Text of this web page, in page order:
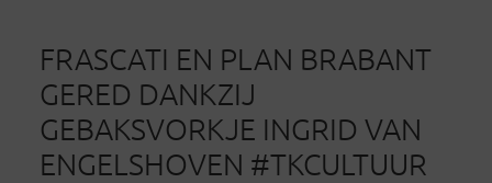
FRASCATI EN PLAN BRABANT
GERED DANKZIJ
GEBAKSVORKJE INGRID VAN
ENGELSHOVEN #TKCULTUUR